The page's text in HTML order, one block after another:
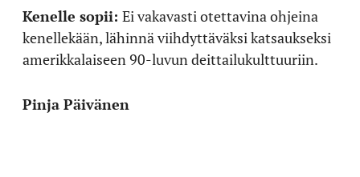
Kenelle sopii: Ei vakavasti otettavina ohjeina
kenellekään, lähinnä viihdyttäväksi katsaukseksi
amerikkalaiseen 90-luvun deittailukulttuuriin.
Pinja Päivänen